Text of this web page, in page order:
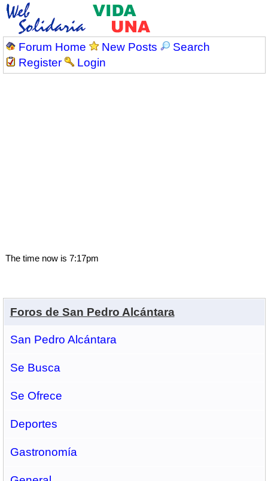
Forum Home New Posts
Search
Register
Login
The time now is 7:17pm
Foros de San Pedro Alcántara
San Pedro Alcántara
Se Busca
Se Ofrece
Deportes
Gastronomí­a